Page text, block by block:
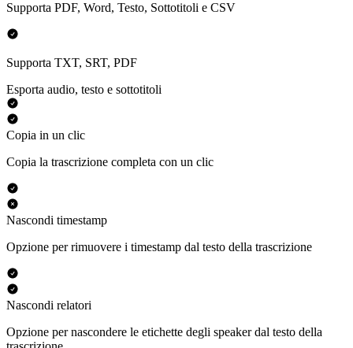
Supporta PDF, Word, Testo, Sottotitoli e CSV
Supporta TXT, SRT, PDF
Esporta audio, testo e sottotitoli
Copia in un clic
Copia la trascrizione completa con un clic
Nascondi timestamp
Opzione per rimuovere i timestamp dal testo della trascrizione
Nascondi relatori
Opzione per nascondere le etichette degli speaker dal testo della